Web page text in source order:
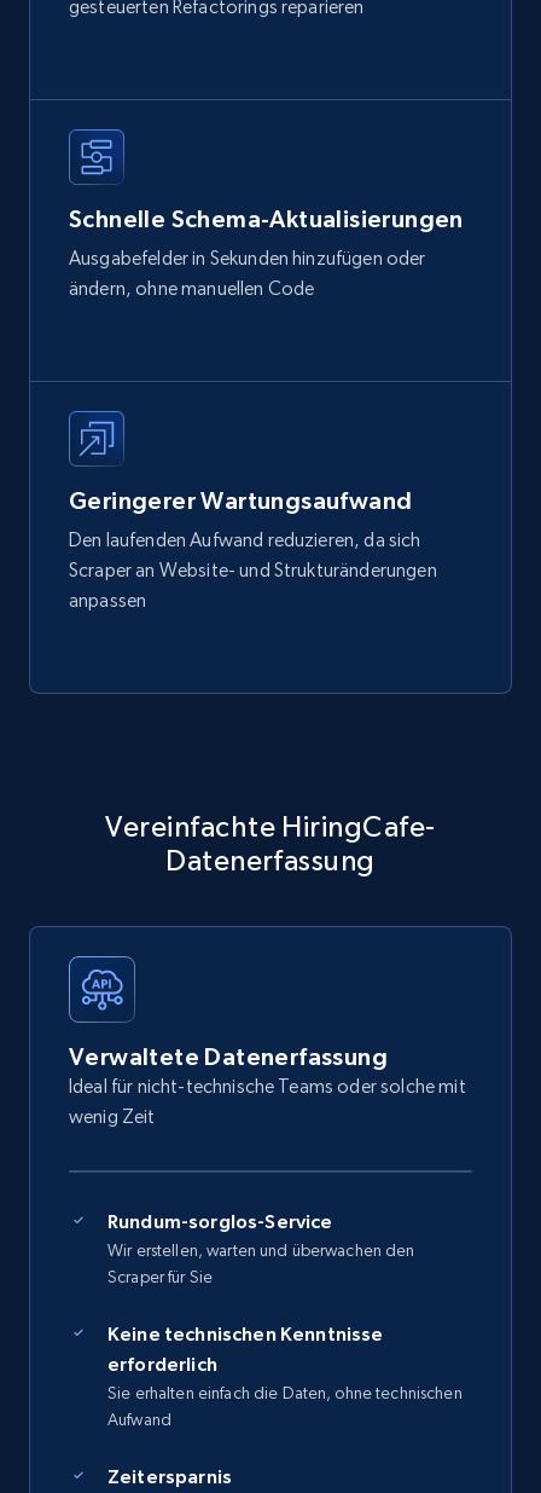
gesteuerten Refactorings reparieren
Schnelle Schema-Aktualisierungen
Ausgabefelder in Sekunden hinzufügen oder
ändern, ohne manuellen Code
Geringerer Wartungsaufwand
Den laufenden Aufwand reduzieren, da sich
Scraper an Website- und Strukturänderungen
anpassen
Vereinfachte HiringCafe-
Datenerfassung
Verwaltete Datenerfassung
Ideal für nicht-technische Teams oder solche mit
wenig Zeit
Rundum-sorglos-Service
Wir erstellen, warten und überwachen den
Scraper für Sie
Keine technischen Kenntnisse
erforderlich
Sie erhalten einfach die Daten, ohne technischen
Aufwand
Zeitersparnis